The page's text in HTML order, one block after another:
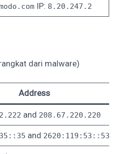
IP: 8.20.247.2
dari malware‎‎)
Address
and 208.67.220.220
and 2620:119:53::53